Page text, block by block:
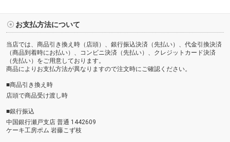
お支払方法について
当店では、商品引き換え時（店頭）、銀行振込決済（先払い）、代金引換決済
（商品到着時にお払い）、コンビニ決済（先払い）、クレジットカード決済
（先払い）をご用意しております。
商品によりお支払方法が異なりますので注文時にご確認ください。
■商品引き換え時
店頭で商品受け渡し時
■銀行振込
中国銀行瀬戸支店 普通 1442609
ケーキ工房ポム 岩藤こず枝